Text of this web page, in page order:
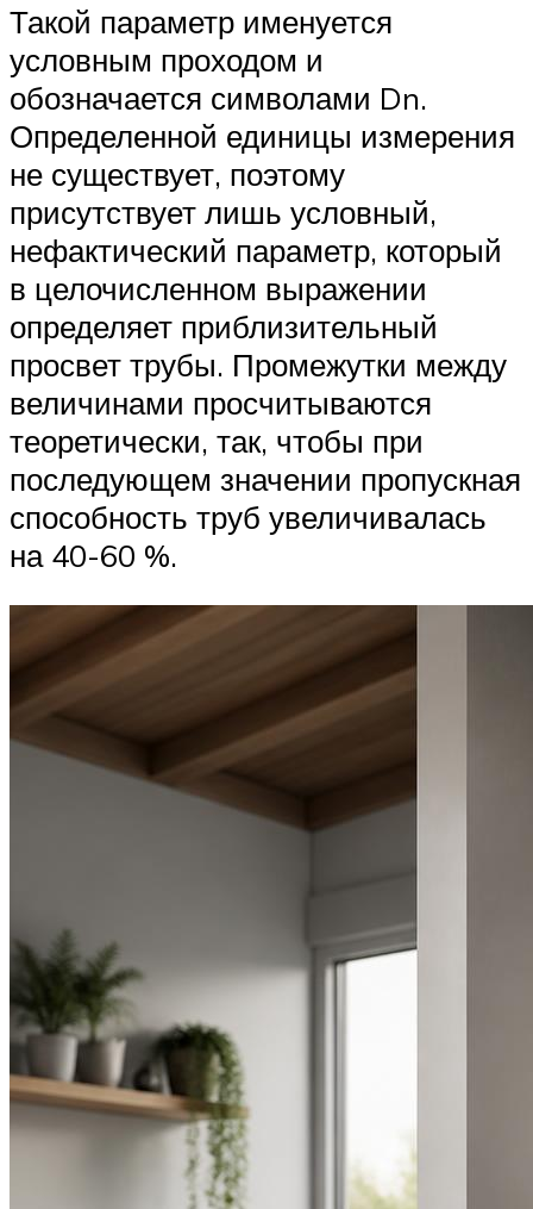
Такой параметр именуется
условным проходом и
обозначается символами Dn.
Определенной единицы измерения
не существует, поэтому
присутствует лишь условный,
нефактический параметр, который
в целочисленном выражении
определяет приблизительный
просвет трубы. Промежутки между
величинами просчитываются
теоретически, так, чтобы при
последующем значении пропускная
способность труб увеличивалась
на 40-60 %.